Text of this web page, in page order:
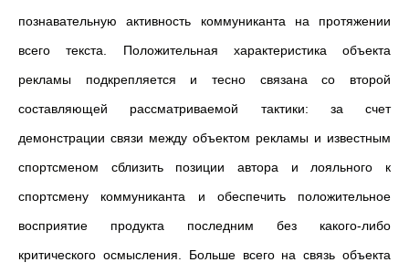
познавательную активность коммуниканта на протяжении
всего текста. Положительная характеристика объекта
рекламы подкрепляется и тесно связана со второй
составляющей рассматриваемой тактики: за счет
демонстрации связи между объектом рекламы и известным
спортсменом сблизить позиции автора и лояльного к
спортсмену коммуниканта и обеспечить положительное
восприятие продукта последним без какого-либо
критического осмысления. Больше всего на связь объекта